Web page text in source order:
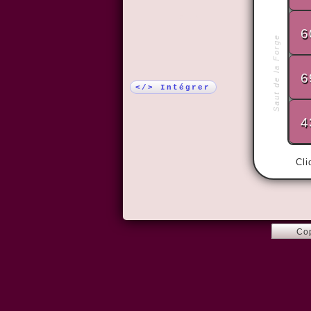
</> Intégrer Saut de la Forge